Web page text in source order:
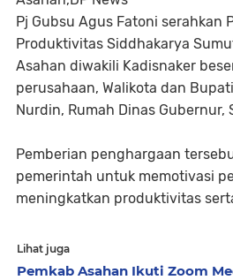
Pj Gubsu Agus Fatoni serahkan
Produktivitas Siddhakarya
Asahan diwakili Kadisnaker
perusahaan, Walikota dan
Nurdin, Rumah Dinas Gubernur,
Pemberian penghargaan
pemerintah untuk memotivasi
meningkatkan produktivitas
Lihat juga
Pemkab Asahan Ikuti Zoom